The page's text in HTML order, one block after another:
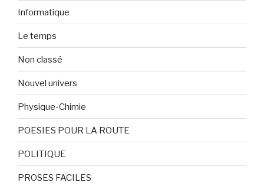
Informatique
Le temps
Non classé
Nouvel univers
Physique-Chimie
POESIES POUR LA ROUTE
POLITIQUE
PROSES FACILES